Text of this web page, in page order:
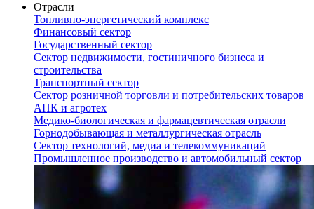
Отрасли
Топливно-энергетический комплекс
Финансовый сектор
Государственный сектор
Сектор недвижимости, гостиничного бизнеса и
строительства
Транспортный сектор
Сектор розничной торговли и потребительских товаров
АПК и агротех
Медико-биологическая и фармацевтическая отрасли
Горнодобывающая и металлургическая отрасль
Сектор технологий, медиа и телекоммуникаций
Промышленное производство и автомобильный сектор